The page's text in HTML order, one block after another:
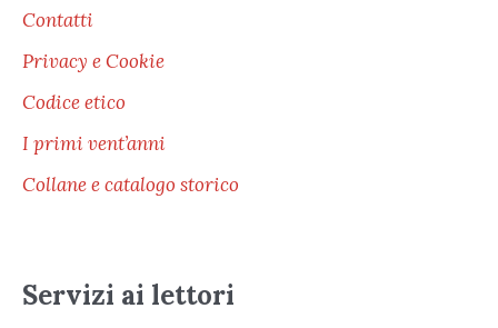
Contatti
Privacy e Cookie
Codice etico
I primi vent’anni
Collane e catalogo storico
Servizi ai lettori